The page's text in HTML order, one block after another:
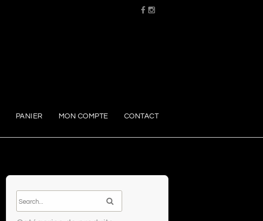
PANIER MON COMPTE CONTACT